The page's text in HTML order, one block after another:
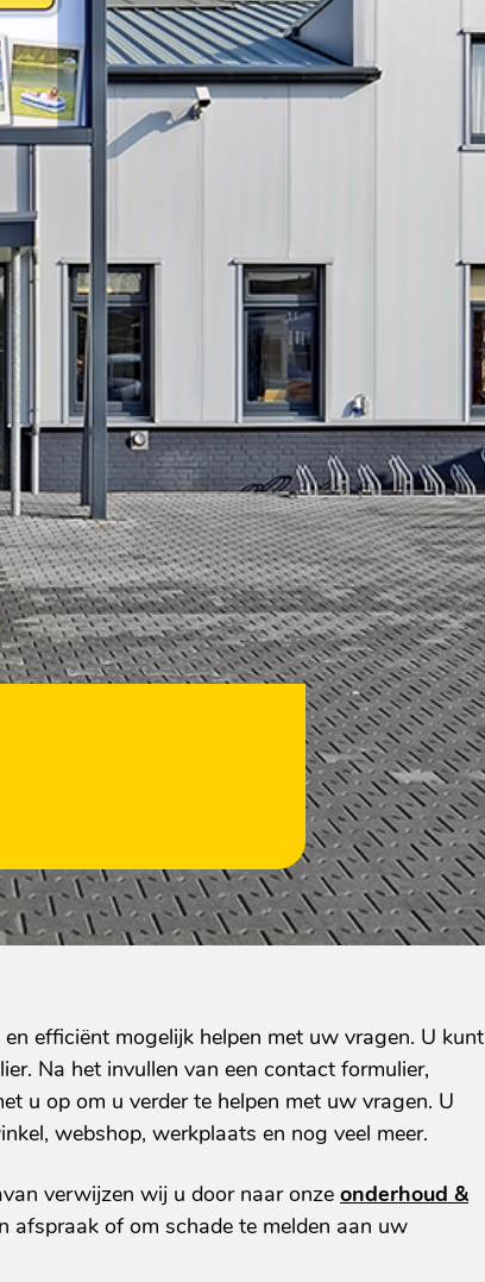
efficiënt mogelijk helpen met uw vragen. U kunt
Na het invullen van een contact formulier,
u op om u verder te helpen met uw vragen. U
webshop, werkplaats en nog veel meer.
verwijzen wij u door naar onze onderhoud &
afspraak of om schade te melden aan uw